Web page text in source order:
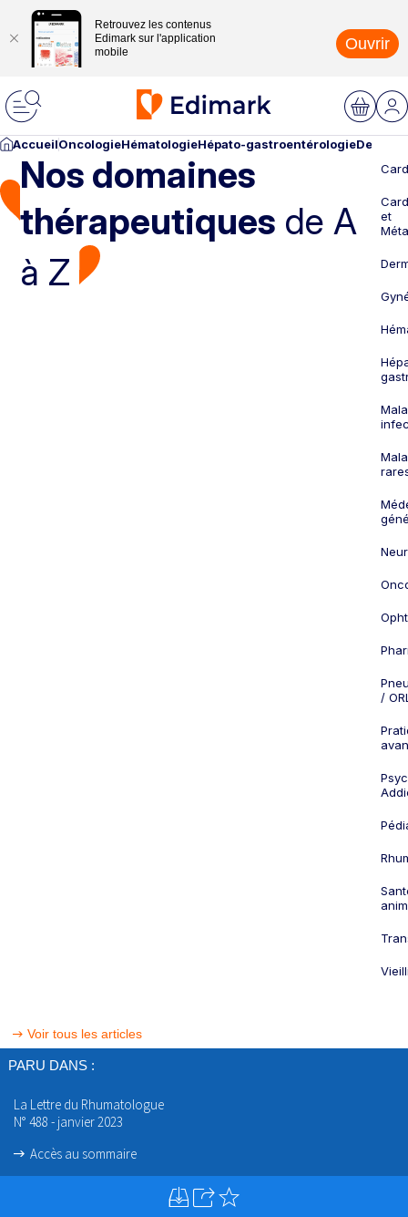
Retrouvez les contenus
Edimark sur l'application
mobile
Ouvrir
AccueilOncologieHématologieHépato-gastroentérologie
Nos domaines
thérapeutiques de A
à Z
et
/
Voir tous les articles
PARU DANS :
La Lettre du Rhumatologue
N° 488 - janvier 2023
Accès au sommaire